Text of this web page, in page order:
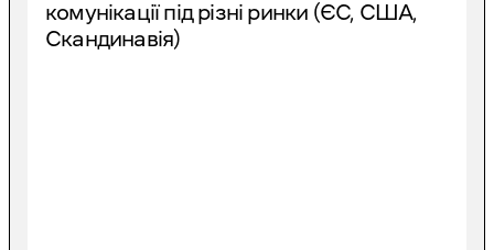
комунікації під різні ринки (ЄС, США,
Скандинавія)